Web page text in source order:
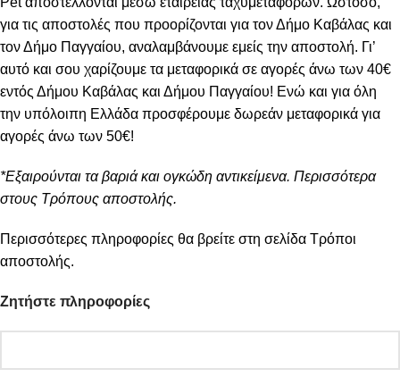
για τις αποστολές που προορίζονται για τον Δήμο Καβάλας και
τον Δήμο Παγγαίου, αναλαμβάνουμε εμείς την αποστολή. Γι’
αυτό και σου χαρίζουμε τα μεταφορικά σε αγορές άνω των 40€
εντός Δήμου Καβάλας και Δήμου Παγγαίου! Ενώ και για όλη
την υπόλοιπη Ελλάδα προσφέρουμε δωρεάν μεταφορικά για
αγορές άνω των 50€!
*Εξαιρούνται τα βαριά και ογκώδη αντικείμενα. Περισσότερα
στους Τρόπους αποστολής.
Περισσότερες πληροφορίες θα βρείτε στη σελίδα Τρόποι
αποστολής.
Ζητήστε πληροφορίες